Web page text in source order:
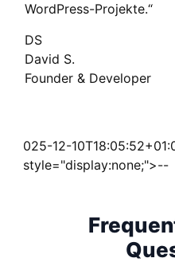
WordPress-Projekte.“
DS
David S.
Founder & Developer
025-12-
style="display:none;">--